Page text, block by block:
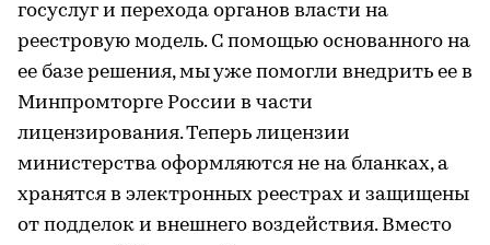
госуслуг и перехода органов власти на
реестровую модель. С помощью основанного на
ее базе решения, мы уже помогли внедрить ее в
Минпромторге России в части
лицензирования. Теперь лицензии
министерства оформляются не на бланках, а
хранятся в электронных реестрах и защищены
от подделок и внешнего воздействия. Вместо